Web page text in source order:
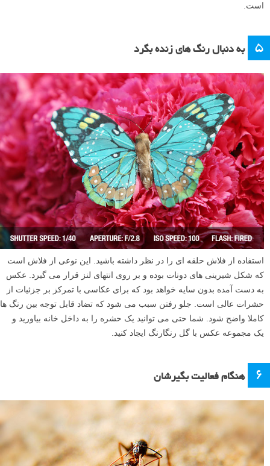
است.
۵ به دنبال رنگ های زنده بگرد
استفاده از فلاش حلقه ای را در نظر داشته باشید. این نوعی از فلاش است
که شکل شیرینی های دونات بوده و بر روی انتهای لنز قرار می گیرد. عکس
به دست آمده بدون سایه خواهد بود که برای عکاسی با تمرکز بر جزئیات از
حشرات عالی است. جلو رفتن سبب می شود که تضاد قابل توجه بین رنگ ها
کاملا واضح شود. شما حتی می توانید یک حشره را به داخل خانه بیاورید و
یک مجموعه عکس با گل رنگارنگ ایجاد کنید.
۶ هنگام فعالیت بگیرشان